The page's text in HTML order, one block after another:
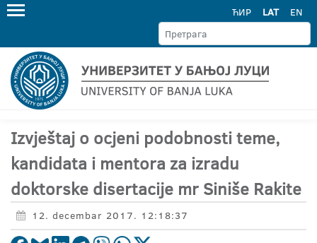
ЋИР LAT EN
Izvještaj o ocjeni podobnosti teme,
kandidata i mentora za izradu
doktorske disertacije mr Siniše Rakite
12. decembar 2017. 12:18:37